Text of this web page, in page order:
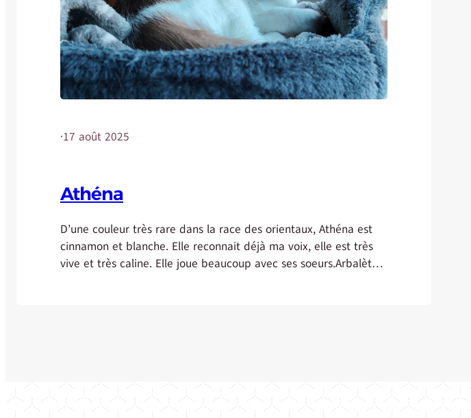
·17 août 2025
Athéna
D’une couleur très rare dans la race des orientaux, Athéna est
cinnamon et blanche. Elle reconnait déjà ma voix, elle est très
vive et très caline. Elle joue beaucoup avec ses soeurs.Arbalète